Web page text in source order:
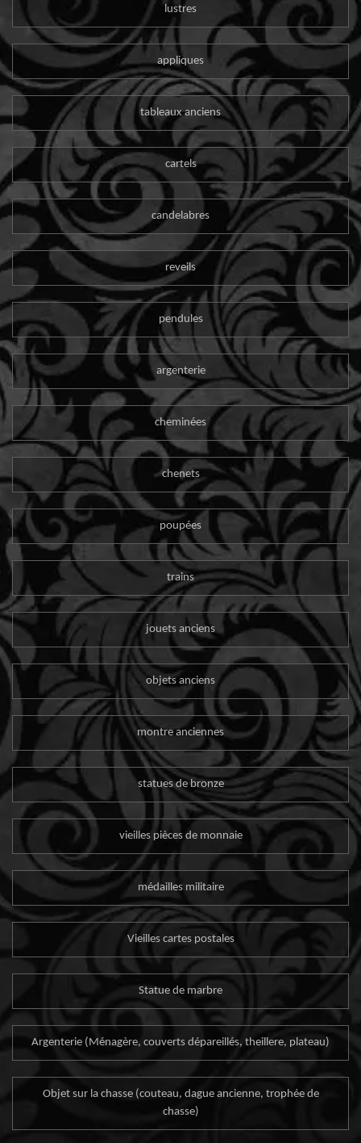
lustres
appliques
tableaux anciens
cartels
candelabres
reveils
pendules
argenterie
cheminées
chenets
poupées
trains
jouets anciens
objets anciens
montre anciennes
statues de bronze
vieilles pièces de monnaie
médailles militaire
Vieilles cartes postales
Statue de marbre
Argenterie (Ménagère, couverts dépareillés, theillere, plateau)
Objet sur la chasse (couteau, dague ancienne, trophée de
chasse)